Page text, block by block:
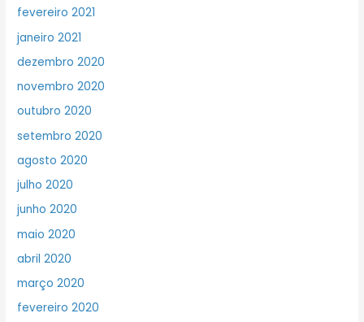
fevereiro 2021
janeiro 2021
dezembro 2020
novembro 2020
outubro 2020
setembro 2020
agosto 2020
julho 2020
junho 2020
maio 2020
abril 2020
março 2020
fevereiro 2020